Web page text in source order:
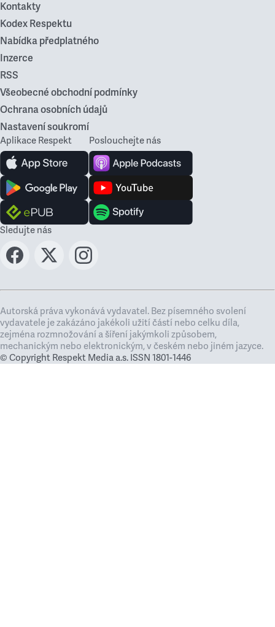
Kontakty
Kodex Respektu
Nabídka předplatného
Inzerce
RSS
Všeobecné obchodní podmínky
Ochrana osobních údajů
Nastavení soukromí
Aplikace Respekt Poslouchejte nás
Sledujte nás
Autorská práva vykonává vydavatel. Bez písemného svolení
vydavatele je zakázáno jakékoli užití částí nebo celku díla,
zejména rozmnožování a šíření jakýmkoli způsobem,
mechanickým nebo elektronickým, v českém nebo jiném jazyce.
© Copyright Respekt Media a.s. ISSN 1801-1446